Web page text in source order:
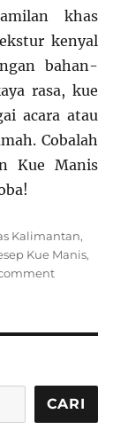
khas
kenyal
bahan-
rasa, kue
acara atau
Cobalah
Kue Manis
Kalimantan,
Kue Manis,
on
Khas
Kalimantan
dengan
CARI